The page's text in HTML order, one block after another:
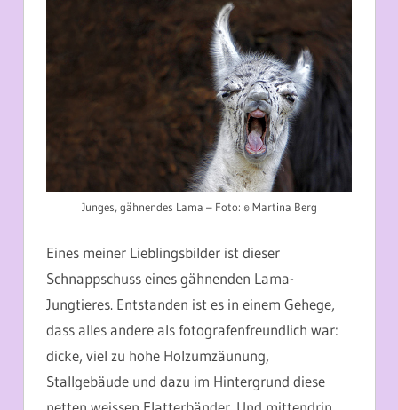
Junges, gähnendes Lama – Foto: © Martina Berg
Eines meiner Lieblingsbilder ist dieser
Schnappschuss eines gähnenden Lama-
Jungtieres. Entstanden ist es in einem Gehege,
dass alles andere als fotografenfreundlich war:
dicke, viel zu hohe Holzumzäunung,
Stallgebäude und dazu im Hintergrund diese